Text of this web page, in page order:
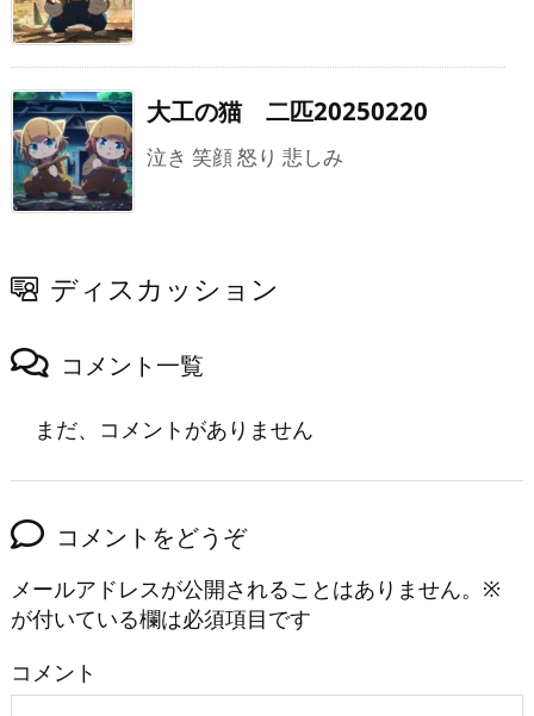
大工の猫 二匹20250220
泣き 笑顔 怒り 悲しみ
ディスカッション
コメント一覧
まだ、コメントがありません
コメントをどうぞ
メールアドレスが公開されることはありません。 ※
が付いている欄は必須項目です
コメント